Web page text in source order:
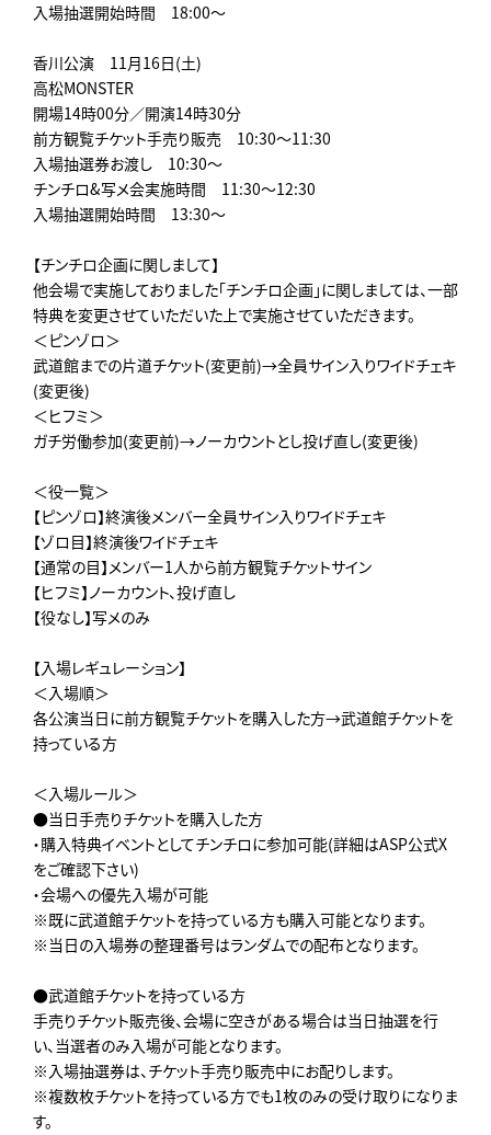
入場抽選開始時間 18:00～
香川公演 11月16日(土)
高松MONSTER
開場14時00分／開演14時30分
前方観覧チケット手売り販売 10:30～11:30
入場抽選券お渡し 10:30～
チンチロ&写メ会実施時間 11:30～12:30
入場抽選開始時間 13:30～
【チンチロ企画に関しまして】
他会場で実施しておりました「チンチロ企画」に関しましては、一部
特典を変更させていただいた上で実施させていただきます。
＜ピンゾロ＞
武道館までの片道チケット(変更前)→全員サイン入りワイドチェキ
(変更後)
＜ヒフミ＞
ガチ労働参加(変更前)→ノーカウントとし投げ直し(変更後)
＜役一覧＞
【ピンゾロ】終演後メンバー全員サイン入りワイドチェキ
【ゾロ目】終演後ワイドチェキ
【通常の目】メンバー1人から前方観覧チケットサイン
【ヒフミ】ノーカウント、投げ直し
【役なし】写メのみ
【入場レギュレーション】
＜入場順＞
各公演当日に前方観覧チケットを購入した方→武道館チケットを
持っている方
＜入場ルール＞
●当日手売りチケットを購入した方
・購入特典イベントとしてチンチロに参加可能(詳細はASP公式X
をご確認下さい)
・会場への優先入場が可能
※既に武道館チケットを持っている方も購入可能となります。
※当日の入場券の整理番号はランダムでの配布となります。
●武道館チケットを持っている方
手売りチケット販売後、会場に空きがある場合は当日抽選を行
い、当選者のみ入場が可能となります。
※入場抽選券は、チケット手売り販売中にお配りします。
※複数枚チケットを持っている方でも1枚のみの受け取りになりま
す。